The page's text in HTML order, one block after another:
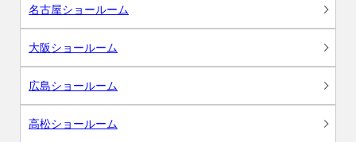
名古屋ショールーム
大阪ショールーム
広島ショールーム
高松ショールーム